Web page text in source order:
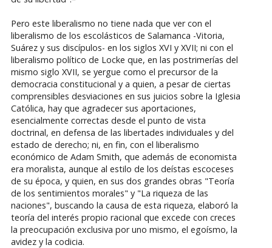
Pero este liberalismo no tiene nada que ver con el
liberalismo de los escolásticos de Salamanca -Vitoria,
Suárez y sus discípulos- en los siglos XVI y XVII; ni con el
liberalismo político de Locke que, en las postrimerías del
mismo siglo XVII, se yergue como el precursor de la
democracia constitucional y a quien, a pesar de ciertas
comprensibles desviaciones en sus juicios sobre la Iglesia
Católica, hay que agradecer sus aportaciones,
esencialmente correctas desde el punto de vista
doctrinal, en defensa de las libertades individuales y del
estado de derecho; ni, en fin, con el liberalismo
económico de Adam Smith, que además de economista
era moralista, aunque al estilo de los deístas escoceses
de su época, y quien, en sus dos grandes obras "Teoría
de los sentimientos morales" y "La riqueza de las
naciones", buscando la causa de esta riqueza, elaboró la
teoría del interés propio racional que excede con creces
la preocupación exclusiva por uno mismo, el egoísmo, la
avidez y la codicia.